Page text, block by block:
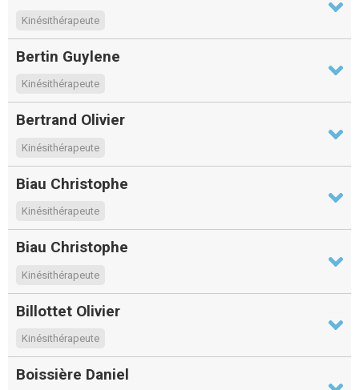
Kinésithérapeute
Bertin Guylene
Kinésithérapeute
Bertrand Olivier
Kinésithérapeute
Biau Christophe
Kinésithérapeute
Biau Christophe
Kinésithérapeute
Billottet Olivier
Kinésithérapeute
Boissière Daniel